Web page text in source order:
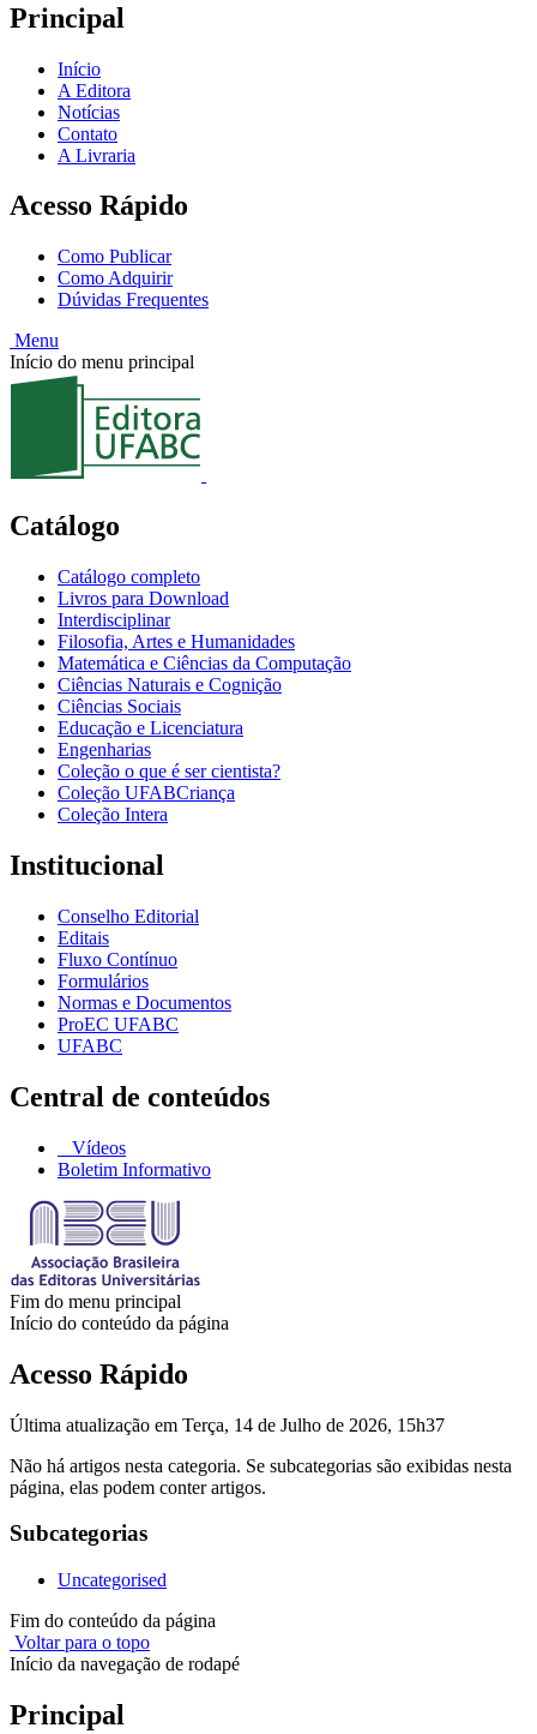
Principal
Início
A Editora
Notícias
Contato
A Livraria
Acesso Rápido
Como Publicar
Como Adquirir
Dúvidas Frequentes
Menu
Início do menu principal
Catálogo
Catálogo completo
Livros para Download
Interdisciplinar
Filosofia, Artes e Humanidades
Matemática e Ciências da Computação
Ciências Naturais e Cognição
Ciências Sociais
Educação e Licenciatura
Engenharias
Coleção o que é ser cientista?
Coleção UFABCriança
Coleção Intera
Institucional
Conselho Editorial
Editais
Fluxo Contínuo
Formulários
Normas e Documentos
ProEC UFABC
UFABC
Central de conteúdos
Vídeos
Boletim Informativo
Fim do menu principal
Início do conteúdo da página
Acesso Rápido
Última atualização em Terça, 14 de Julho de 2026, 15h37
Não há artigos nesta categoria. Se subcategorias são exibidas nesta
página, elas podem conter artigos.
Subcategorias
Uncategorised
Fim do conteúdo da página
Voltar para o topo
Início da navegação de rodapé
Principal